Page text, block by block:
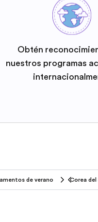
Obtén
nuestros programas
de verano Corea del